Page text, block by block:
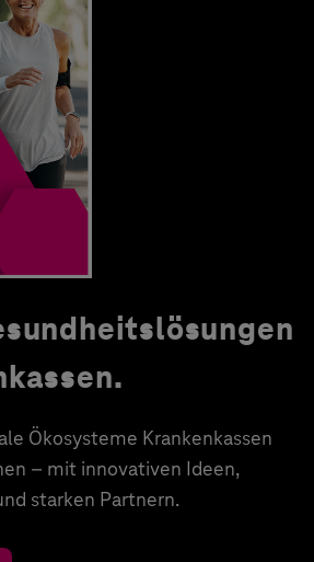
Ökosysteme Krankenkassen
– mit innovativen Ideen,
starken Partnern.